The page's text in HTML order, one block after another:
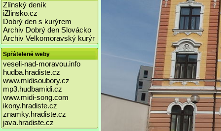
Zlínský deník
iZlinsko.cz
Dobrý den s kurýrem
Archiv Dobrý den Slovácko
Archiv Velkomoravský kurýr
Spřátelené weby
veseli-nad-moravou.info
hudba.hradiste.cz
www.midisoubory.cz
mp3.hudbamidi.cz
www.midi-song.com
ikony.hradiste.cz
znamky.hradiste.cz
java.hradiste.cz